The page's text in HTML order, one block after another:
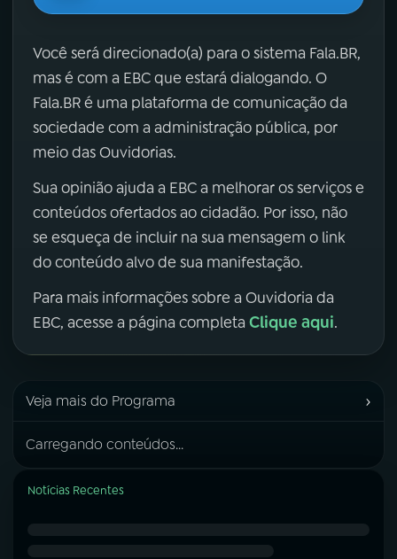
Você será direcionado(a) para o sistema Fala.BR,
mas é com a EBC que estará dialogando. O
Fala.BR é uma plataforma de comunicação da
sociedade com a administração pública, por
meio das Ouvidorias.
Sua opinião ajuda a EBC a melhorar os serviços e
conteúdos ofertados ao cidadão. Por isso, não
se esqueça de incluir na sua mensagem o link
do conteúdo alvo de sua manifestação.
Para mais informações sobre a Ouvidoria da
EBC, acesse a página completa Clique aqui.
Veja mais do Programa ›
Carregando conteúdos...
Notícias Recentes